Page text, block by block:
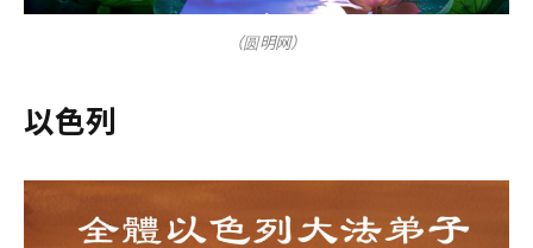
（圆明网）
以色列